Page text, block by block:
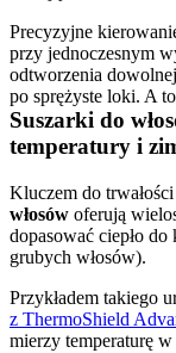
Precyzyjne
przy jednoczesnym
odtworzenia
Suszarki do
temperatury i
Kluczem do
włosów oferują
dopasować ciepło
Przykładem takiego
z ThermoShield
mierzy temperaturę